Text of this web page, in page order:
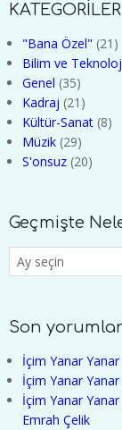
KATEGORİLER
"Bana Özel" (21)
Bilim ve
Genel (35)
Kadraj (21)
Kültür-Sanat (8)
Müzik (29)
S'onsuz (20)
Geçmişte
Geçmişte
Neler
Son yorumlar
İçim Yanar
İçim Yanar
İçim Yanar
Emrah Çelik